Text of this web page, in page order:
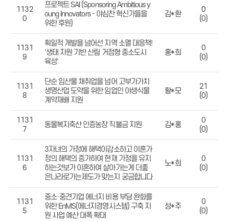
1132
0
프로젝트 SAI (Sponsoring Ambitious y
oung Innovators - 야심찬 혁신가들을
위한 후원)
김*환
0
(0)
1131
9
획일적 개발을 넘어선 지역 소멸 대응책!
'생태 자원 기반 산림 거점형 중소도시
육성'
홍*희
0
(0)
1131
8
단순 임산물 채취업을 넘어 고부가가치
생명산업 도약을 위한 임업인 야생식물
계약재배 지원
황*모
21
(0)
1131
7
동물복지축산 인증농장 직불금 지원 김*홍
0
(0)
1131
6
3자녀의 가정에 해택이감소하고 이혼가
정의 해택의 증가하여 현재 가정을 유지
하는것보가 이혼하여 살아가는게 더좋
은나라로가는제도가 맞는지 궁금합니다
노*희
0
(0)
1131
5
중소·중견기업 에너지 비용 부담 완화를
위한 EnMS(에너지경영시스템) 구축 지
원 사업 예산 대폭 확대
성*주
0
(0)